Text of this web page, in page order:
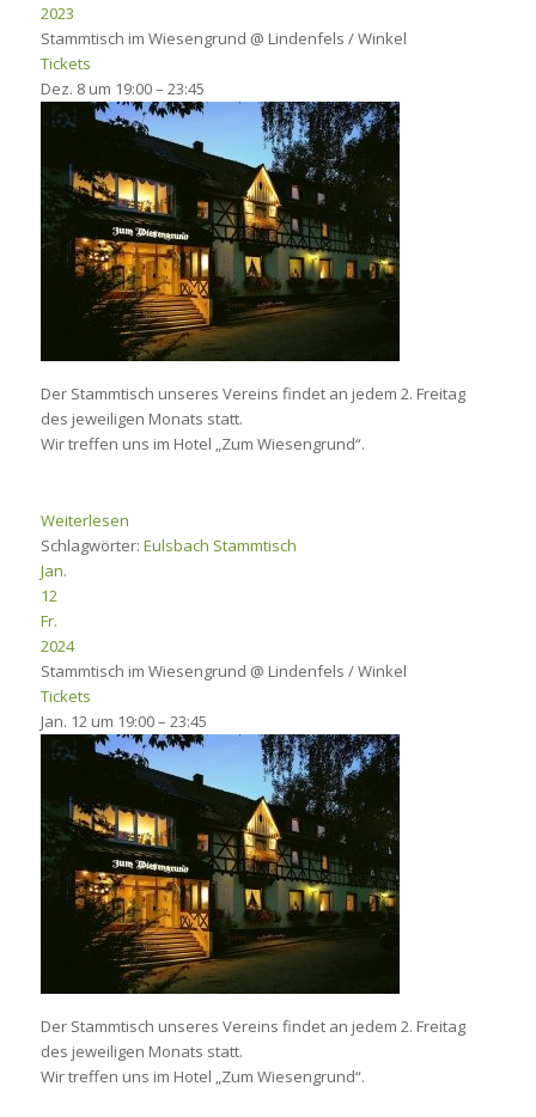
2023
Stammtisch im Wiesengrund @ Lindenfels / Winkel
Tickets
Dez. 8 um 19:00 – 23:45
Der Stammtisch unseres Vereins findet an jedem 2. Freitag
des jeweiligen Monats statt.
Wir treffen uns im Hotel „Zum Wiesengrund“.
Weiterlesen
Schlagwörter: Eulsbach Stammtisch
Jan.
12
Fr.
2024
Stammtisch im Wiesengrund @ Lindenfels / Winkel
Tickets
Jan. 12 um 19:00 – 23:45
Der Stammtisch unseres Vereins findet an jedem 2. Freitag
des jeweiligen Monats statt.
Wir treffen uns im Hotel „Zum Wiesengrund“.